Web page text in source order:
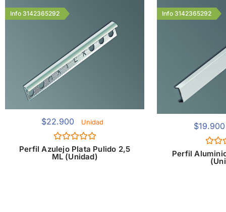
Info 3142365292
$22.900 Unidad
Valorado
con
0
Perfil Azulejo Plata Pulido 2,5
ML (Unidad)
Info 3142365292
$19.900
con
Perfil